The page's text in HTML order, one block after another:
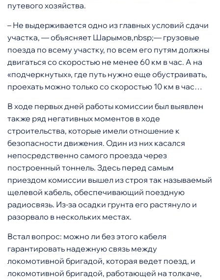
путевого хозяйства.
– Не выдерживается одно из главных условий сдачи
участка, — объясняет Шарымов,nbsp;— грузовые
поезда по всему участку, по всем его путям должны
двигаться со скоростью не менее 60 км в час. А на
«подчеркнутых», где путь нужно еще обустраивать,
проехать можно только со скоростью 10 км в час…
В ходе первых дней работы комиссии был выявлен
также ряд негативных моментов в ходе
строительства, которые имели отношение к
безопасности движения. Один из них касался
непосредственно самого проезда через
построенный тоннель. Здесь перед самым
приездом комиссии вышел из строя так называемый
щелевой кабель, обеспечивающий поездную
радиосвязь. Из-за осадки грунта его растянуло и
разорвало в нескольких местах.
Встал вопрос: можно ли без этого кабеля
гарантировать надежную связь между
локомотивной бригадой, которая ведет поезд, и
локомотивной бригадой, работающей на толкаче,